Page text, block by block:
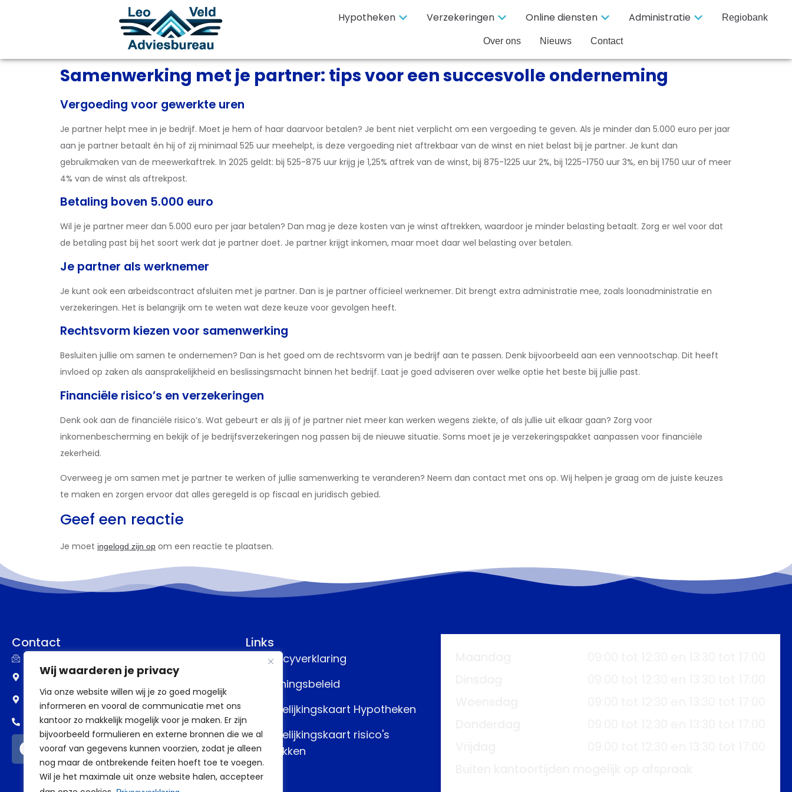
Wij waarderen je privacy
Via onze website willen wij je zo goed mogelijk
informeren en vooral de communicatie met ons
kantoor zo makkelijk mogelijk voor je maken. Er zijn
bijvoorbeeld formulieren en externe bronnen die we al
vooraf van gegevens kunnen voorzien, zodat je alleen
nog maar de ontbrekende feiten hoeft toe te voegen.
Wil je het maximale uit onze website halen, accepteer
Hypotheken Verzekeringen Online diensten Administratie Regiobank
Over ons Nieuws Contact
Samenwerking met je partner: tips voor een succesvolle onderneming
Vergoeding voor gewerkte uren
Je partner helpt mee in je bedrijf. Moet je hem of haar daarvoor betalen? Je bent niet verplicht om een vergoeding te geven. Als je minder dan 5.000 euro per jaar
aan je partner betaalt én hij of zij minimaal 525 uur meehelpt, is deze vergoeding niet aftrekbaar van de winst en niet belast bij je partner. Je kunt dan
gebruikmaken van de meewerkaftrek. In 2025 geldt: bij 525-875 uur krijg je 1,25% aftrek van de winst, bij 875-1225 uur 2%, bij 1225-1750 uur 3%, en bij 1750 uur of meer
4% van de winst als aftrekpost.
Betaling boven 5.000 euro
Wil je je partner meer dan 5.000 euro per jaar betalen? Dan mag je deze kosten van je winst aftrekken, waardoor je minder belasting betaalt. Zorg er wel voor dat
de betaling past bij het soort werk dat je partner doet. Je partner krijgt inkomen, maar moet daar wel belasting over betalen.
Je partner als werknemer
Je kunt ook een arbeidscontract afsluiten met je partner. Dan is je partner officieel werknemer. Dit brengt extra administratie mee, zoals loonadministratie en
verzekeringen. Het is belangrijk om te weten wat deze keuze voor gevolgen heeft.
Rechtsvorm kiezen voor samenwerking
Besluiten jullie om samen te ondernemen? Dan is het goed om de rechtsvorm van je bedrijf aan te passen. Denk bijvoorbeeld aan een vennootschap. Dit heeft
invloed op zaken als aansprakelijkheid en beslissingsmacht binnen het bedrijf. Laat je goed adviseren over welke optie het beste bij jullie past.
Financiële risico’s en verzekeringen
Denk ook aan de financiële risico’s. Wat gebeurt er als jij of je partner niet meer kan werken wegens ziekte, of als jullie uit elkaar gaan? Zorg voor
inkomenbescherming en bekijk of je bedrijfsverzekeringen nog passen bij de nieuwe situatie. Soms moet je je verzekeringspakket aanpassen voor financiële
zekerheid.
Overweeg je om samen met je partner te werken of jullie samenwerking te veranderen? Neem dan contact met ons op. Wij helpen je graag om de juiste keuzes
te maken en zorgen ervoor dat alles geregeld is op fiscaal en juridisch gebied.
Geef een reactie
Je moet ingelogd zijn op om een reactie te plaatsen.
Contact
Frankenstraat 77
6582 CW Heumen
0318 - 388 69 98
Links
Privacyverklaring
Beloningsbeleid
Vergelijkingskaart Hypotheken
Vergelijkingskaart risico's
afdekken